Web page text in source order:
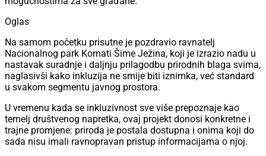
Oglas
Na samom početku prisutne je pozdravio ravnatelj
Nacionalnog park Kornati Šime Ježina, koji je izrazio nadu u
nastavak suradnje i daljnju prilagodbu prirodnih blaga svima,
naglasivši kako inkluzija ne smije biti iznimka, već standard
u svakom segmentu javnog prostora.
U vremenu kada se inkluzivnost sve više prepoznaje kao
temelj društvenog napretka, ovaj projekt donosi konkretne i
trajne promjene: priroda je postala dostupna i onima koji do
sada nisu imali ravnopravan pristup informacijama o njoj.